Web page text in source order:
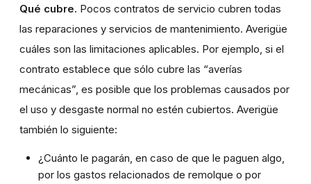
Qué cubre. Pocos contratos de servicio cubren todas
las reparaciones y servicios de mantenimiento. Averigüe
cuáles son las limitaciones aplicables. Por ejemplo, si el
contrato establece que sólo cubre las “averías
mecánicas”, es posible que los problemas causados por
el uso y desgaste normal no estén cubiertos. Averigüe
también lo siguiente:
¿Cuánto le pagarán, en caso de que le paguen algo,
por los gastos relacionados de remolque o por